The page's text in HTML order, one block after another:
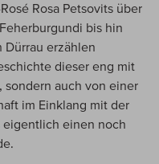
Rosa Petsovits über
bis hin
Dürrau erzählen
dieser eng mit
sondern auch von einer
im Einklang mit der
eigentlich einen noch